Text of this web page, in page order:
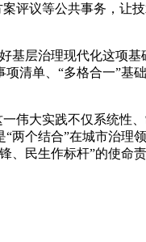
评议等公共事务，让
基层治理现代化这项
清单、“多格合一”基
伟大实践不仅系统性
两个结合”在城市治理
、民生作标杆”的使命